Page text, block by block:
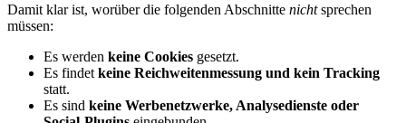
Damit klar ist, worüber die folgenden Abschnitte nichtsprechen
müssen:
Es werden keine Cookies gesetzt.
Es findet keine Reichweitenmessung und kein Tracking
statt.
Es sind keine Werbenetzwerke, Analysedienste oder